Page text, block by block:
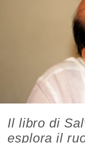
Il libro di
esplora il